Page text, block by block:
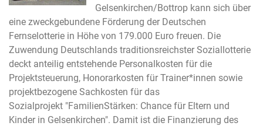
Gelsenkirchen/Bottrop kann sich über
eine zweckgebundene Förderung der Deutschen
Fernselotterie in Höhe von 179.000 Euro freuen. Die
Zuwendung Deutschlands traditionsreichster Soziallotterie
deckt anteilig entstehende Personalkosten für die
Projektsteuerung, Honorarkosten für Trainer*innen sowie
projektbezogene Sachkosten für das
Sozialprojekt "FamilienStärken: Chance für Eltern und
Kinder in Gelsenkirchen". Damit ist die Finanzierung des